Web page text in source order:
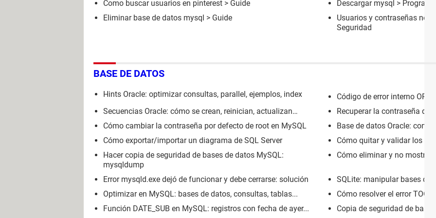
Como buscar usuarios en pinterest > Guide Descargar mysql >
Eliminar base de datos mysql > Guide Usuarios y contraseñas nod32
Seguridad
BASE DE DATOS
Hints Oracle: optimizar consultas, parallel, ejemplos, index
Código de error interno
Secuencias Oracle: cómo se crean, reinician, actualizan…
Recuperar la contraseña de
Cómo cambiar la contraseña por defecto de root en MySQL
Base de datos Oracle:
Cómo exportar/importar un diagrama de SQL Server
Cómo quitar y validar los
Hacer copia de seguridad de bases de datos MySQL:
mysqldump
Cómo eliminar y no mostrar
Error mysqld.exe dejó de funcionar y debe cerrarse: solución
SQLite: manipular bases de
Optimizar en MySQL: bases de datos, consultas, tablas...
Cómo resolver el error TOO
Función DATE_SUB en MySQL: registros con fecha de ayer...
Copia de seguridad de base